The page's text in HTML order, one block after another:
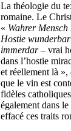
La théologie du
romaine. Le
« Wahrer
Hostie
immerdar– vrai
dans l’hostie
et réellement là
que le vin est
fidèles
également dans
effacé ces traits